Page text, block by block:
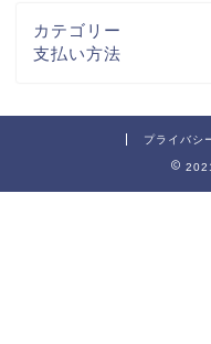
カテゴリー
支払い方法
プライバシ